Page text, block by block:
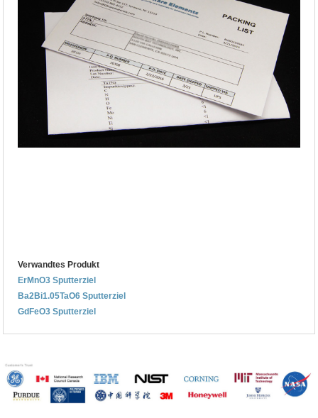
Verwandtes Produkt
ErMnO3 Sputterziel
Ba2Bi1.05TaO6 Sputterziel
GdFeO3 Sputterziel